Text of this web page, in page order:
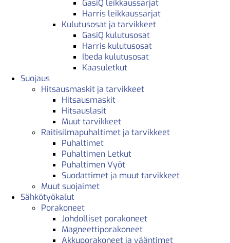
GasiQ leikkaussarjat
Harris leikkaussarjat
Kulutusosat ja tarvikkeet
GasiQ kulutusosat
Harris kulutusosat
Ibeda kulutusosat
Kaasuletkut
Suojaus
Hitsausmaskit ja tarvikkeet
Hitsausmaskit
Hitsauslasit
Muut tarvikkeet
Raitisilmapuhaltimet ja tarvikkeet
Puhaltimet
Puhaltimen Letkut
Puhaltimen Vyöt
Suodattimet ja muut tarvikkeet
Muut suojaimet
Sähkötyökalut
Porakoneet
Johdolliset porakoneet
Magneettiporakoneet
Akkuporakoneet ja vääntimet